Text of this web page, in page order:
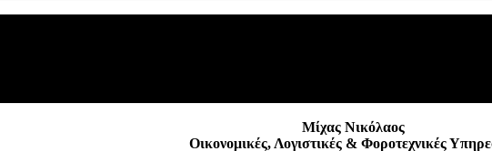
Μίχας Νικόλαος
Οικονομικές, Λογιστικές & Φοροτεχνικές